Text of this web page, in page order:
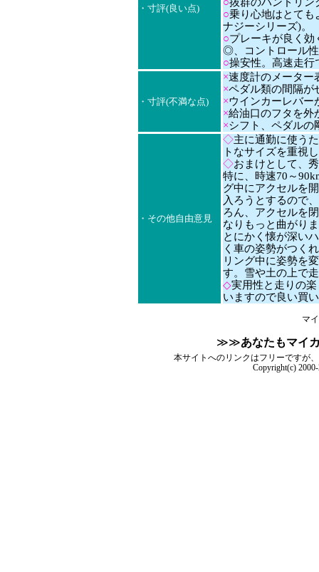
・寸評(良い点)
○乗り心地はとても
ナジーシリーズ)。
○プレーキが良く効
◎、コントロール
○操安性。高速走行
・寸評(不満な点)
×速度計のメーター
×ペダル類の間隔が
×ウインカーレバー
×給油口のフタを外
×シフト、ペダルの
・その他自由意見
◇主に通勤に使う
トなサイズを重視
◇おまけとして、
特に、時速70～
グ中にアクセルを
入ろうとするので
ろん、アクセルを
なりもっと曲がり
とにかく懐が深い
く車の姿勢がつく
リング中に姿勢を
す。雪や土の上で
◇実用性と走りの
いますので良い買
マ
≫≫あなたもマイ
本サイトへのリンクはフリーですが
Copyright(c)